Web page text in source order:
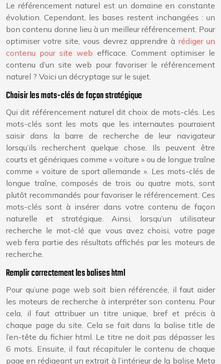
Le référencement naturel est un domaine en constante
évolution. Cependant, les bases restent inchangées : un
bon contenu donne lieu à un meilleur référencement. Pour
optimiser votre site, vous devrez apprendre à rédiger un
contenu pour site web efficace. Comment optimiser le
contenu d’un site web pour favoriser le référencement
naturel ? Voici un décryptage sur le sujet.
Choisir les mots-clés de façon stratégique
Qui dit référencement naturel dit choix de mots-clés. Les
mots-clés sont les mots que les internautes pourraient
saisir dans la barre de recherche de leur navigateur
lorsqu’ils recherchent quelque chose. Ils peuvent être
courts et génériques comme « voiture » ou de longue traîne
comme « voiture de sport allemande ». Les mots-clés de
longue traîne, composés de trois ou quatre mots, sont
plutôt recommandés pour favoriser le référencement. Ces
mots-clés sont à insérer dans votre contenu de façon
naturelle et stratégique. Ainsi, lorsqu’un utilisateur
recherche le mot-clé que vous avez choisi, votre page
web fera partie des résultats affichés par les moteurs de
recherche.
Remplir correctement les balises html
Pour qu’une page web soit bien référencée, il faut aider
les moteurs de recherche à interpréter son contenu. Pour
cela, il faut attribuer un titre unique, bref et précis à
chaque page du site. Cela se fait dans la balise title de
l’en-tête du fichier html. Le titre ne doit pas dépasser les
6 mots. Ensuite, il faut récapituler le contenu de chaque
page en rédigeant un extrait à l’intérieur de la balise Meta